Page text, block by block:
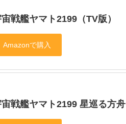
戦艦ヤマト2199（TV版）
戦艦ヤマト2199 星巡る方舟